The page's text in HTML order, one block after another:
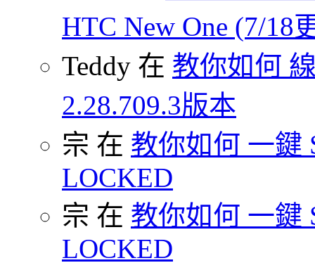
HTC New One (7/18
Teddy 在 教你如何
2.28.709.3版本
宗 在 教你如何 一鍵
LOCKED
宗 在 教你如何 一鍵
LOCKED